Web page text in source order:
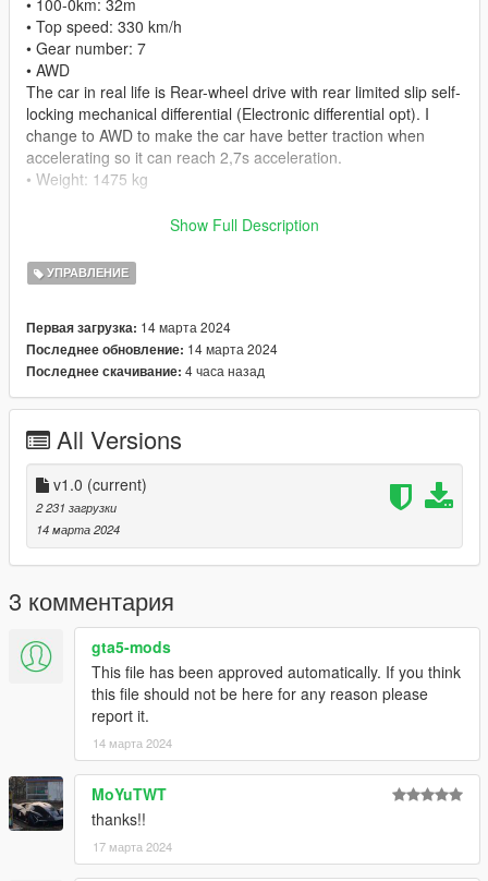
• Top speed: 330 km/h
• Gear number: 7
• AWD
The car in real life is Rear-wheel drive with rear limited slip self-
locking mechanical differential (Electronic differential opt). I
change to AWD to make the car have better traction when
accelerating so it can reach 2,7s acceleration.
• Weight: 1475 kg
» Installation: go to mods → update → x64 → dlcpacks →
(backup original file in case you want to go back)
mc20-mansory-add-on
➡️ Recommend play with controller
Show Full Description
УПРАВЛЕНИЕ
Первая загрузка: 14 марта 2024
Последнее обновление: 14 марта 2024
Последнее скачивание: 4 часа назад
All Versions
v1.0 (current)
2 231 загрузки
14 марта 2024
3 комментария
gta5-mods
This file has been approved automatically. If you think
this file should not be here for any reason please
report it.
14 марта 2024
MoYuTWT
thanks!!
17 марта 2024